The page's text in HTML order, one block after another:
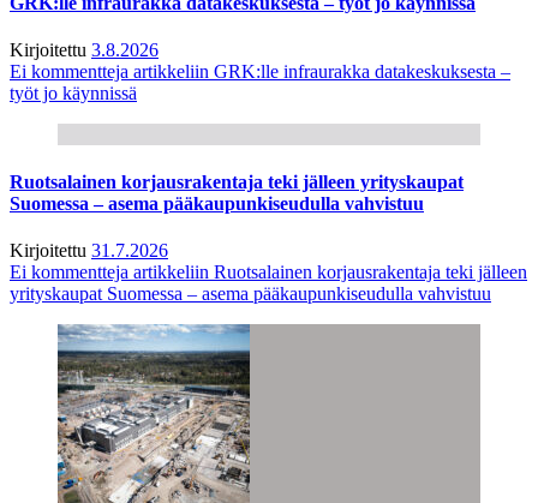
Kirjoitettu 3.8.2026
Ei kommentteja artikkeliin GRK:lle infraurakka datakeskuksesta –
työt jo käynnissä
Ruotsalainen korjausrakentaja teki jälleen yrityskaupat
Suomessa – asema pääkaupunkiseudulla vahvistuu
Kirjoitettu 31.7.2026
Ei kommentteja artikkeliin Ruotsalainen korjausrakentaja teki jälleen
yrityskaupat Suomessa – asema pääkaupunkiseudulla vahvistuu